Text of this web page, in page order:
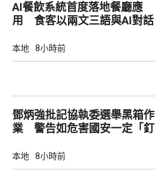
AI餐飲系統首度落地餐廳應
用 食客以兩文三語與AI對話
本地 8小時前
鄧炳強批記協執委選舉黑箱作
業 警告如危害國安一定「釘
本地 8小時前